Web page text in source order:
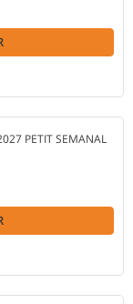
PETIT SEMANAL